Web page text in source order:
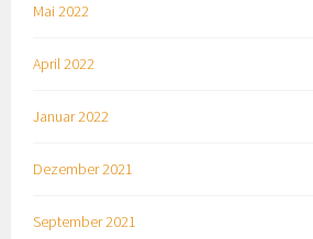
Mai 2022
April 2022
Januar 2022
Dezember 2021
September 2021